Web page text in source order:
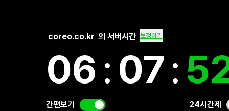
coreo.co.kr 의 서버시간 보정하기
06 : 07:
간편보기 24시간제